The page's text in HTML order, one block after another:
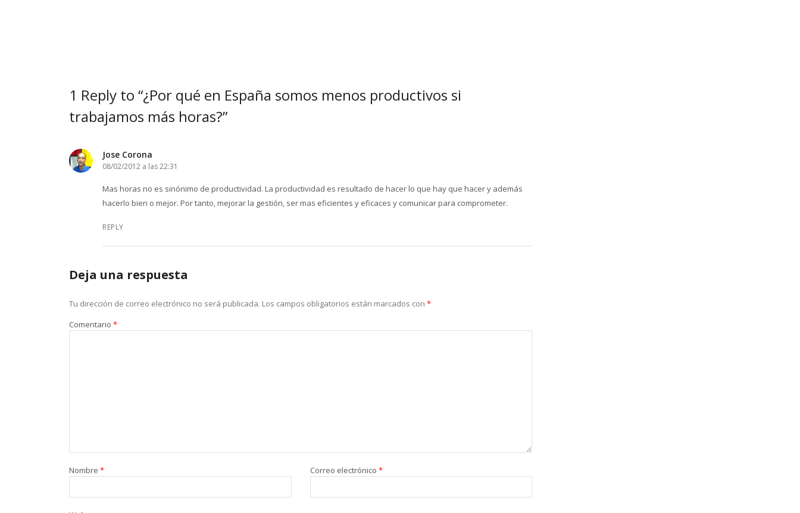
1 Reply to “¿Por qué en España somos menos productivos si
trabajamos más horas?”
Jose Corona
08/02/2012 a las 22:31
Mas horas no es sinónimo de productividad. La productividad es resultado de hacer lo que hay que hacer y además
hacerlo bien o mejor. Por tanto, mejorar la gestión, ser mas eficientes y eficaces y comunicar para comprometer.
REPLY
Deja una respuesta
Tu dirección de correo electrónico no será publicada. Los campos obligatorios están marcados con *
Comentario *
Nombre * Correo electrónico *